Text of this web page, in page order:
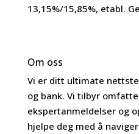
13,15%/15,85%, etabl.
Om oss
Vi er ditt ultimate
og bank. Vi tilbyr
ekspertanmeldelser og
hjelpe deg med å